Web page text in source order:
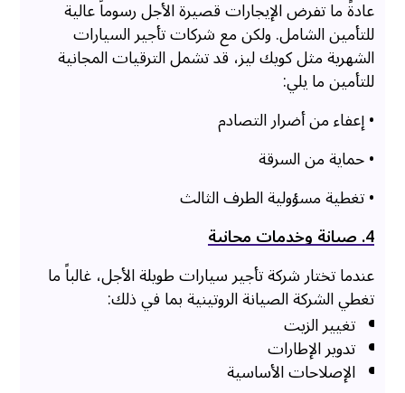
عادةً ما تفرض الإيجارات قصيرة الأجل رسوماً عالية
للتأمين الشامل. ولكن مع شركات تأجير السيارات
الشهرية مثل كويك ليز، قد تشمل الترقيات المجانية
للتأمين ما يلي:
• إعفاء من أضرار التصادم
• حماية من السرقة
• تغطية مسؤولية الطرف الثالث
4. صيانة وخدمات مجانية
عندما تختار شركة تأجير سيارات طويلة الأجل، غالباً ما
تغطي الشركة الصيانة الروتينية بما في ذلك:
تغيير الزيت
تدوير الإطارات
الإصلاحات الأساسية